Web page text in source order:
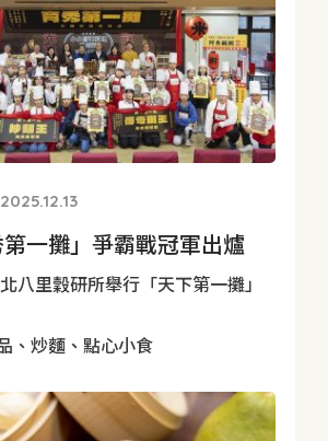
2025.12.13
一攤」爭霸戰冠軍出爐
八里穀研所舉行「天下第一攤」
、炒麵、點心小食